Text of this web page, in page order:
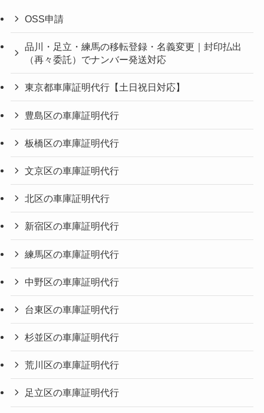
OSS申請
品川・足立・練馬の移転登録・名義変更｜封印払出
（再々委託）でナンバー発送対応
東京都車庫証明代行【土日祝日対応】
豊島区の車庫証明代行
板橋区の車庫証明代行
文京区の車庫証明代行
北区の車庫証明代行
新宿区の車庫証明代行
練馬区の車庫証明代行
中野区の車庫証明代行
台東区の車庫証明代行
杉並区の車庫証明代行
荒川区の車庫証明代行
足立区の車庫証明代行